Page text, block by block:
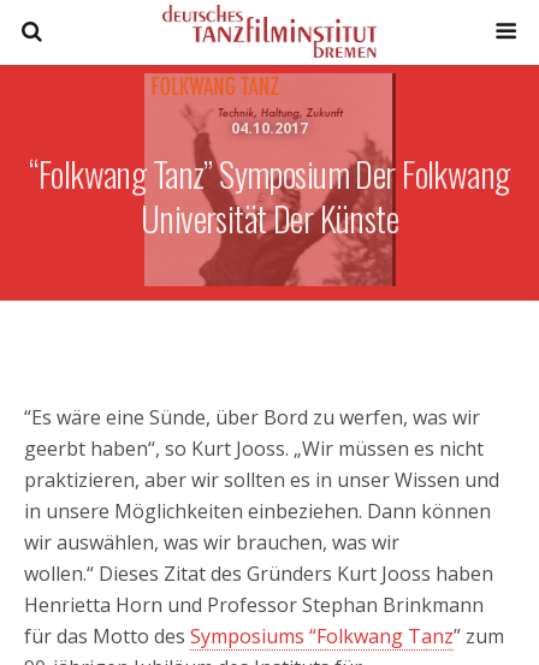
04.10.2017
“Folkwang Tanz” Symposium Der Folkwang
Universität Der Künste
“Es wäre eine Sünde, über Bord zu werfen, was wir
geerbt haben“, so Kurt Jooss. „Wir müssen es nicht
praktizieren, aber wir sollten es in unser Wissen und
in unsere Möglichkeiten einbeziehen. Dann können
wir auswählen, was wir brauchen, was wir
wollen.“ Dieses Zitat des Gründers Kurt Jooss haben
Henrietta Horn und Professor Stephan Brinkmann
für das Motto des Symposiums “Folkwang Tanz” zum